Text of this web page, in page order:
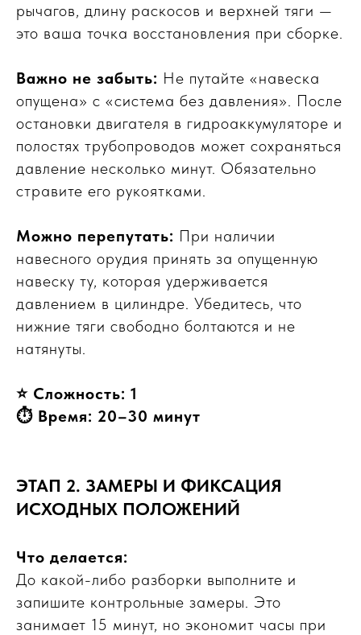
рычагов, длину раскосов и верхней тяги —
это ваша точка восстановления при сборке.
Важно не забыть: Не путайте «навеска
опущена» с «система без давления». После
остановки двигателя в гидроаккумуляторе и
полостях трубопроводов может сохраняться
давление несколько минут. Обязательно
стравите его рукоятками.
Можно перепутать: При наличии
навесного орудия принять за опущенную
навеску ту, которая удерживается
давлением в цилиндре. Убедитесь, что
нижние тяги свободно болтаются и не
натянуты.
⭐ Сложность: 1
⏱ Время: 20–30 минут
ЭТАП 2. ЗАМЕРЫ И ФИКСАЦИЯ
ИСХОДНЫХ ПОЛОЖЕНИЙ
Что делается:
До какой-либо разборки выполните и
запишите контрольные замеры. Это
занимает 15 минут, но экономит часы при